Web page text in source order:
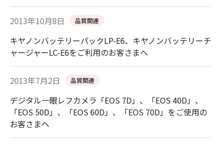
2013年10月8日 品質関連
キヤノンバッテリーパックLP-E6、キヤノンバッテリーチ
ャージャーLC-E6をご利用のお客さまへ
2013年7月2日 品質関連
デジタル一眼レフカメラ「EOS 7D」、「EOS 40D」、
「EOS 50D」、「EOS 60D」、「EOS 70D」をご使用の
お客さまへ